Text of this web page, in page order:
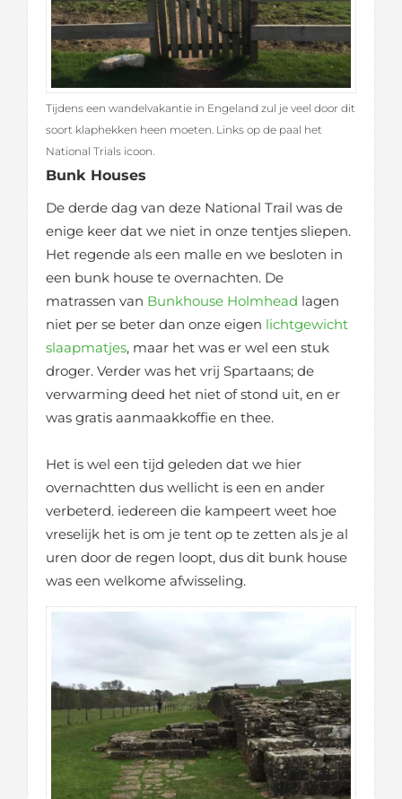
Tijdens een wandelvakantie in Engeland zul je veel door dit
soort klaphekken heen moeten. Links op de paal het
National Trials icoon.
Bunk Houses
De derde dag van deze National Trail was de
enige keer dat we niet in onze tentjes sliepen.
Het regende als een malle en we besloten in
een bunk house te overnachten. De
matrassen van Bunkhouse Holmhead lagen
niet per se beter dan onze eigen lichtgewicht
slaapmatjes, maar het was er wel een stuk
droger. Verder was het vrij Spartaans; de
verwarming deed het niet of stond uit, en er
was gratis aanmaakkoffie en thee.
Het is wel een tijd geleden dat we hier
overnachtten dus wellicht is een en ander
verbeterd. iedereen die kampeert weet hoe
vreselijk het is om je tent op te zetten als je al
uren door de regen loopt, dus dit bunk house
was een welkome afwisseling.